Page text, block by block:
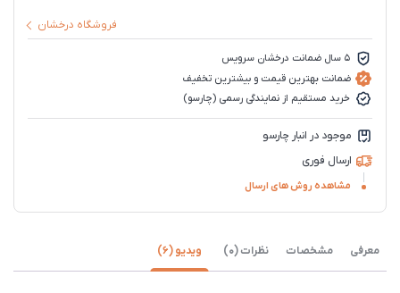
فروشگاه درخشان
5 سال ضمانت درخشان سرویس
ضمانت بهترین قیمت و بیشترین تخفیف
خرید مستقیم از نمایندگی رسمی (چارسو)
موجود در انبار چارسو
ارسال فوری
مشاهده روش های ارسال
معرفی مشخصات نظرات (0) ویدیو (6)